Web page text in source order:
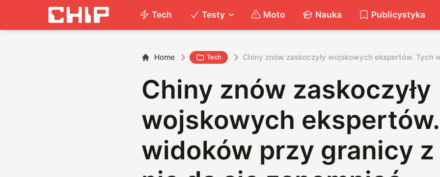
Tech Testy Moto Nauka Publicystyka
Home Tech Chiny znów zaskoczyły wojskowych ekspertów. Tych
Chiny znów zaskoczyły
wojskowych
widoków przy granicy z